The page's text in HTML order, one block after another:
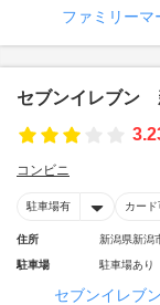
ファミリー
セブンイレブン
コンビニ
駐車場有 カード
住所 新潟県新潟
駐車場 駐車場あり
セブンイレブ